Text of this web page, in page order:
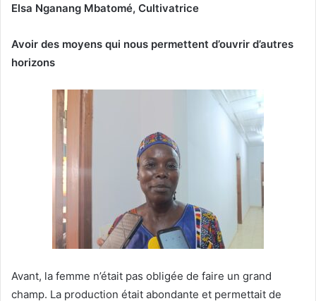
Elsa Nganang Mbatomé, Cultivatrice
Avoir des moyens qui nous permettent d’ouvrir d’autres
horizons
Avant, la femme n’était pas obligée de faire un grand
champ. La production était abondante et permettait de